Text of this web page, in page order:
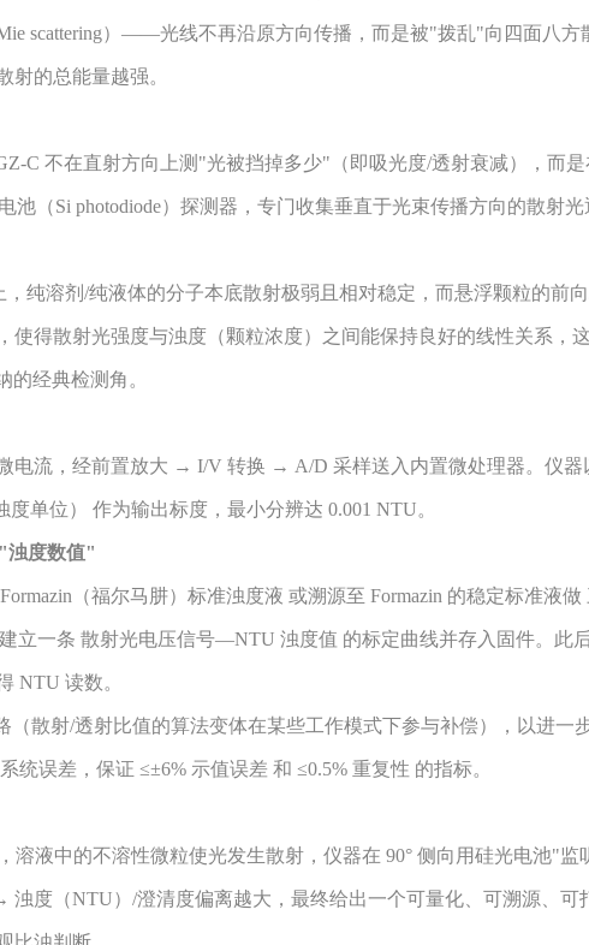
scattering）——光线不再沿原方向传播，而是被"拨乱"向四面八方
射的总能量越强。
C 不在直射方向上测"光被挡掉多少"（即吸光度/透射衰减），而是
池（Si photodiode）探测器，专门收集垂直于光束传播方向的散射光
纯溶剂/纯液体的分子本底散射极弱且相对稳定，而悬浮颗粒的前
使得散射光强度与浊度（颗粒浓度）之间能保持良好的线性关系，
的经典检测角。
电流，经前置放大 → I/V 转换 → A/D 采样送入内置微处理器。仪器
度单位） 作为输出标度，最小分辨达 0.001 NTU。
浊度数值"
（福尔马肼）标准浊度液 或溯源至 Formazin 的稳定标准液做
立一条 散射光电压信号—NTU 浊度值 的标定曲线并存入固件。此
NTU 读数。
散射/透射比值的算法变体在某些工作模式下参与补偿），以进一
误差，保证 ≤±6% 示值误差 和 ≤0.5% 重复性 的指标。
溶液中的不溶性微粒使光发生散射，仪器在 90° 侧向用硅光电池"监
度（NTU）/澄清度偏离越大，最终给出一个可量化、可溯源、可